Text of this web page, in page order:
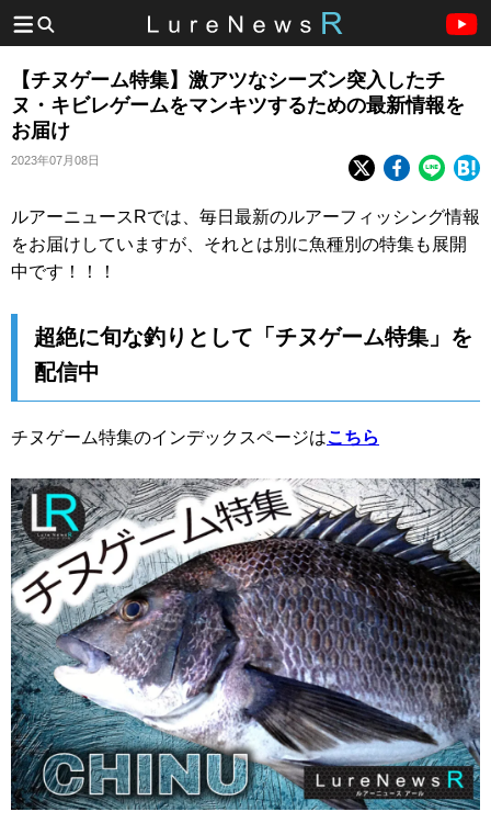
【チヌゲーム特集】激アツなシーズン突入したチ
ヌ・キビレゲームをマンキツするための最新情報を
お届け
2023年07月08日
ルアーニュースRでは、毎日最新のルアーフィッシング情報
をお届けしていますが、それとは別に魚種別の特集も展開
中です！！！
超絶に旬な釣りとして「チヌゲーム特集」を
配信中
チヌゲーム特集のインデックスページはこちら